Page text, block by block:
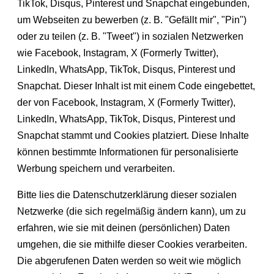
TikTok, Disqus, Pinterest und Snapchat eingebunden,
um Webseiten zu bewerben (z. B. "Gefällt mir", "Pin")
oder zu teilen (z. B. "Tweet") in sozialen Netzwerken
wie Facebook, Instagram, X (Formerly Twitter),
LinkedIn, WhatsApp, TikTok, Disqus, Pinterest und
Snapchat. Dieser Inhalt ist mit einem Code eingebettet,
der von Facebook, Instagram, X (Formerly Twitter),
LinkedIn, WhatsApp, TikTok, Disqus, Pinterest und
Snapchat stammt und Cookies platziert. Diese Inhalte
können bestimmte Informationen für personalisierte
Werbung speichern und verarbeiten.
Bitte lies die Datenschutzerklärung dieser sozialen
Netzwerke (die sich regelmäßig ändern kann), um zu
erfahren, wie sie mit deinen (persönlichen) Daten
umgehen, die sie mithilfe dieser Cookies verarbeiten.
Die abgerufenen Daten werden so weit wie möglich